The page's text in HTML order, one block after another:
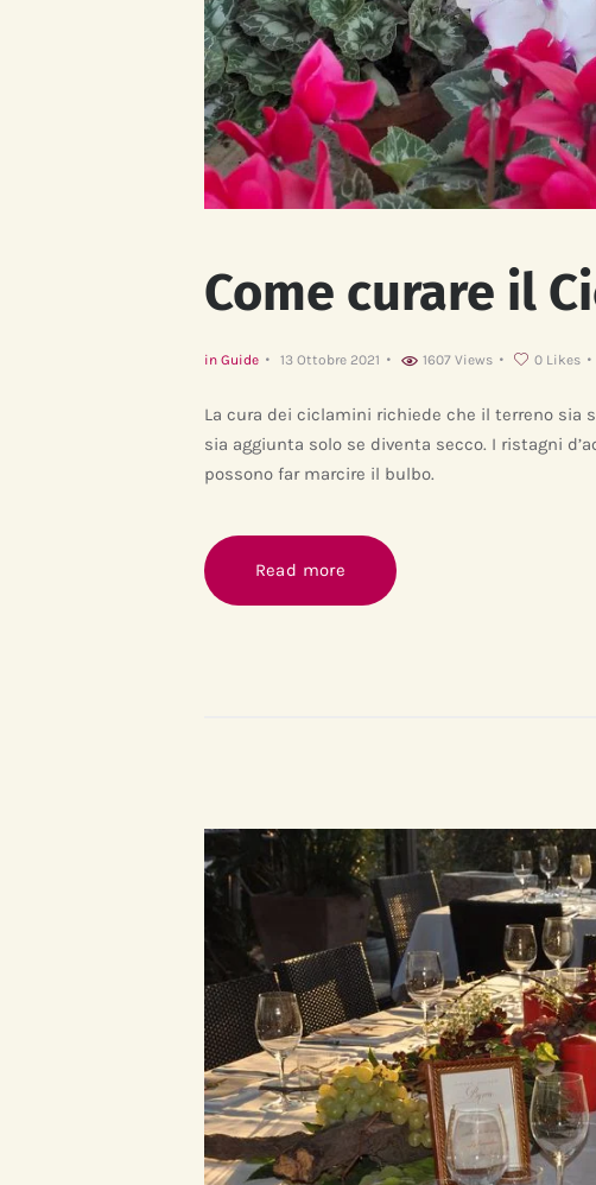
Come curare il
in Guide 13 Ottobre 2021 1607 Views 0 Likes
La cura dei ciclamini richiede che il terreno sia
sia aggiunta solo se diventa secco. I ristagni
possono far marcire il bulbo.
Read more